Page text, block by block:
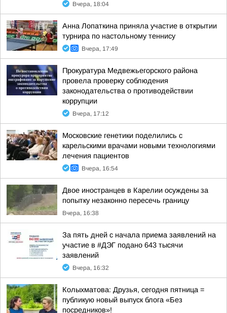
Вчера, 18:04
Анна Лопаткина приняла участие в открытии
турнира по настольному теннису
Вчера, 17:49
Прокуратура Медвежьегорского района
провела проверку соблюдения
законодательства о противодействии
коррупции
Вчера, 17:12
Московские генетики поделились с
карельскими врачами новыми технологиями
лечения пациентов
Вчера, 16:54
Двое иностранцев в Карелии осуждены за
попытку незаконно пересечь границу
Вчера, 16:38
За пять дней с начала приема заявлений на
участие в #ДЭГ подано 643 тысячи
заявлений
Вчера, 16:32
Колыхматова: Друзья, сегодня пятница =
публикую новый выпуск блога «Без
посредников»!